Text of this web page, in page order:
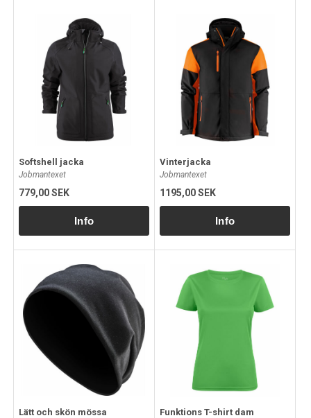
Softshell jacka
Jobmantexet
779,00 SEK
Vinterjacka
Jobmantexet
1195,00 SEK
Lätt och skön mössa Funktions T-shirt dam